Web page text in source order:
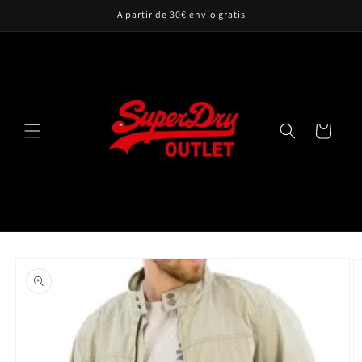
al contenido
A partir de 30€ envío gratis
Carrito
a la
información